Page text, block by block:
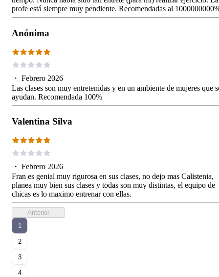
profe está siempre muy pendiente. Recomendadas al
Anónima
・ Febrero 2026
Las clases son muy entretenidas y en un ambiente de mujeres que
ayudan. Recomendada 100%
Valentina Silva
・ Febrero 2026
Fran es genial muy rigurosa en sus clases, no dejo mas Calistenia,
planea muy bien sus clases y todas son muy distintas, el equipo de
chicas es lo maximo entrenar con ellas.
Anterior
1
2
3
4